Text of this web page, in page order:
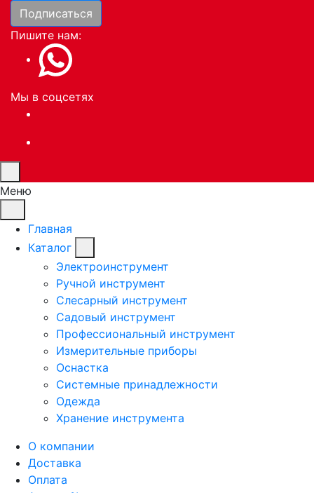
Подписаться
Пишите нам:
Мы в соцсетях
Меню
Главная
Каталог
Электроинструмент
Ручной инструмент
Слесарный инструмент
Садовый инструмент
Профессиональный инструмент
Измерительные приборы
Оснастка
Системные принадлежности
Одежда
Хранение инструмента
О компании
Доставка
Оплата